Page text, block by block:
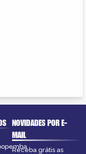
NOVIDADES POR E-
MAIL
Receba grátis as